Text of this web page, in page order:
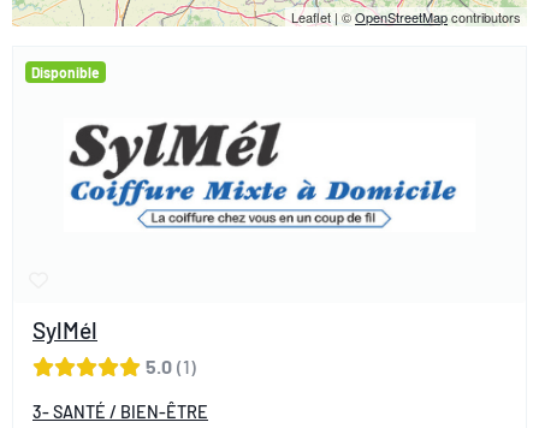
SylMél
5.0 1
3- SANTÉ / BIEN-ÊTRE
Disponible
Leaflet | ©OpenStreetMapcontributors